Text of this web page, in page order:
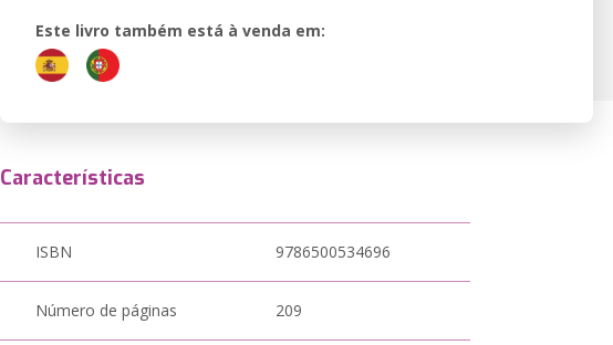
Este livro também está à venda em:
Características
ISBN 9786500534696
Número de páginas 209